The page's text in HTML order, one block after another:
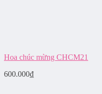
Hoa chúc mừng CHCM21
600.000₫